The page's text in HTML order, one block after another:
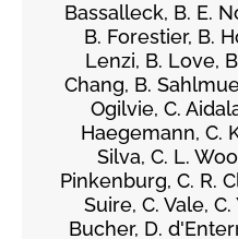
Bassalleck, B. E.
B. Forestier, B.
Lenzi, B. Love,
Chang, B.
Ogilvie, C.
Haegemann, C.
Silva, C. L.
Pinkenburg, C. R.
Suire, C. Vale, C.
Bucher, D.